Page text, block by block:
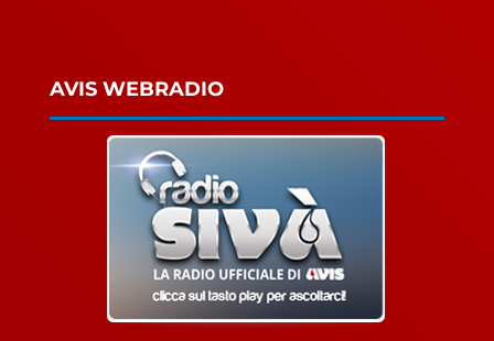
AVIS WEBRADIO